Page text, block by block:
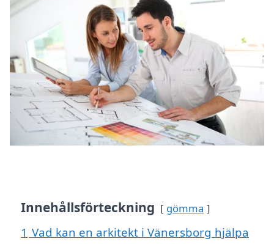
Innehållsförteckning gömma
1 Vad kan en arkitekt i Vänersborg hjälpa